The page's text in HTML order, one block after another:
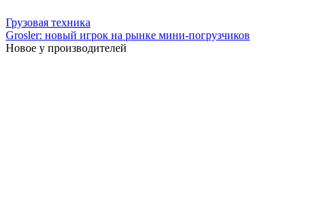
Грузовая техника
Grosler: новый игрок на рынке мини-погрузчиков
Новое у производителей